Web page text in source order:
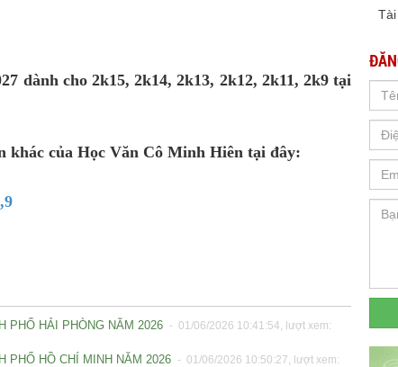
dành cho 2k15, 2k14, 2k13, 2k12, 2k11, 2k9 tại
khác của Học Văn Cô Minh Hiên tại đây:
PHỐ HẢI PHÒNG NĂM 2026 - 01/06/2026 10:41:54, lượt xem:
PHỐ HỒ CHÍ MINH NĂM 2026 - 01/06/2026 10:50:27, lượt xem: